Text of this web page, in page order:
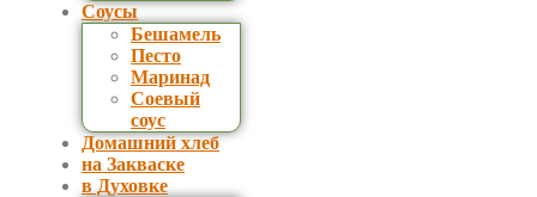
Соусы
Бешамель
Песто
Маринад
Соевый
соус
Домашний хлеб
на Закваске
в Духовке